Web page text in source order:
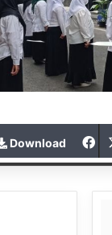
Download